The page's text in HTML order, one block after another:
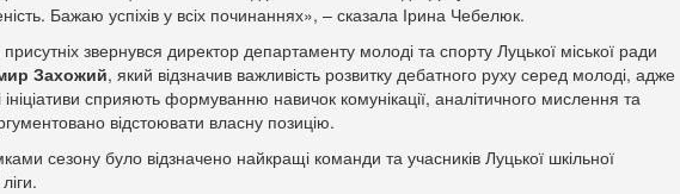
Бажаю успіхів у всіх починаннях», – сказала Ірина Чебелюк.
звернувся директор департаменту молоді та спорту Луцької міської ради
Захожий, який відзначив важливість розвитку дебатного руху серед молоді, адже
ініціативи сприяють формуванню навичок комунікації, аналітичного мислення та
відстоювати власну позицію.
сезону було відзначено найкращі команди та учасників Луцької шкільної